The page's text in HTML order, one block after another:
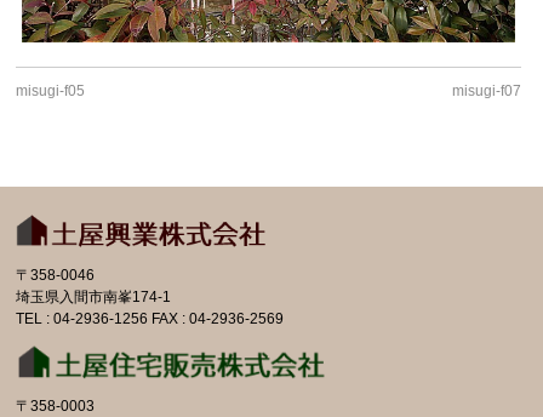
misugi-f05 misugi-f07
〒358-0046
埼玉県入間市南峯174-1
TEL : 04-2936-1256 FAX : 04-2936-2569
〒358-0003